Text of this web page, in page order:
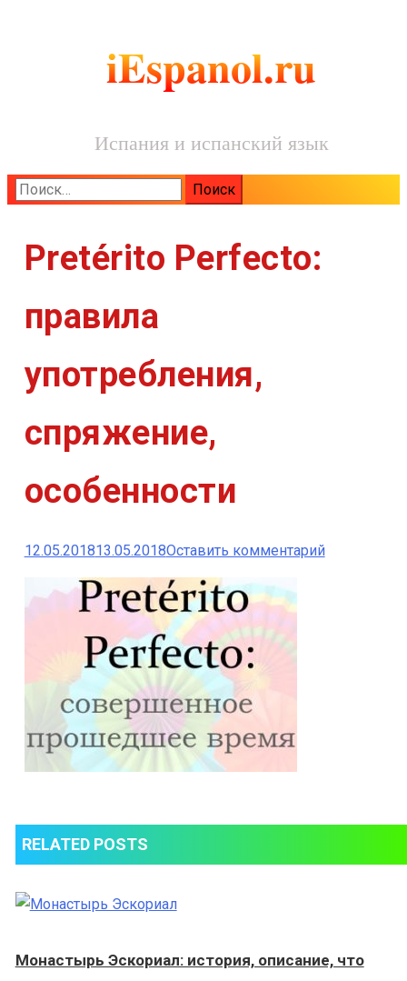
iEspanol.ru
Испания и испанский язык
Найти:
Pretérito Perfecto:
правила
употребления,
спряжение,
особенности
12.05.201813.05.2018Оставить комментарийк
RELATED POSTS
Монастырь Эскориал: история, описание, что